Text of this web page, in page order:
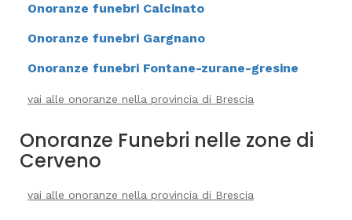
Onoranze funebri Calcinato
Onoranze funebri Gargnano
Onoranze funebri Fontane-zurane-gresine
vai alle onoranze nella provincia di Brescia
Onoranze Funebri nelle zone di
Cerveno
vai alle onoranze nella provincia di Brescia